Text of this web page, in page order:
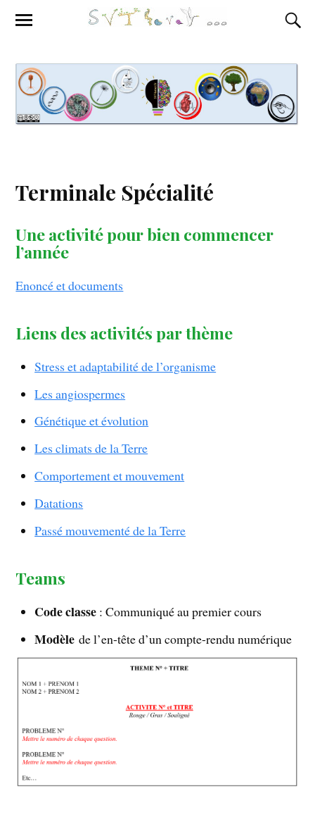
Terminale Spécialité
Une activité pour bien commencer
l’année
Enoncé et documents
Liens des activités par thème
Stress et adaptabilité de l’organisme
Les angiospermes
Génétique et évolution
Les climats de la Terre
Comportement et mouvement
Datations
Passé mouvementé de la Terre
Teams
Code classe : Communiqué au premier cours
Modèle de l’en-tête d’un compte-rendu numérique